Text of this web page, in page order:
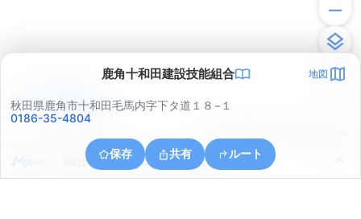
鹿角十和田建設技能組合 地図
秋田県鹿角市十和田毛馬内字下タ道１８−１
0186-35-4804
保存 共有 ルート
秋田県鹿角郡小坂町小坂鉱山尾樽部
アプリで見る